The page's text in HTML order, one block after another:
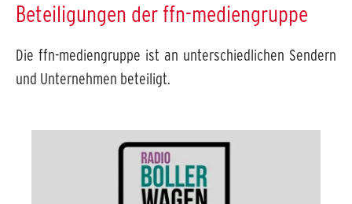
Beteiligungen der ffn-mediengruppe
Die ffn-mediengruppe ist an unterschiedlichen Sendern
und Unternehmen beteiligt.